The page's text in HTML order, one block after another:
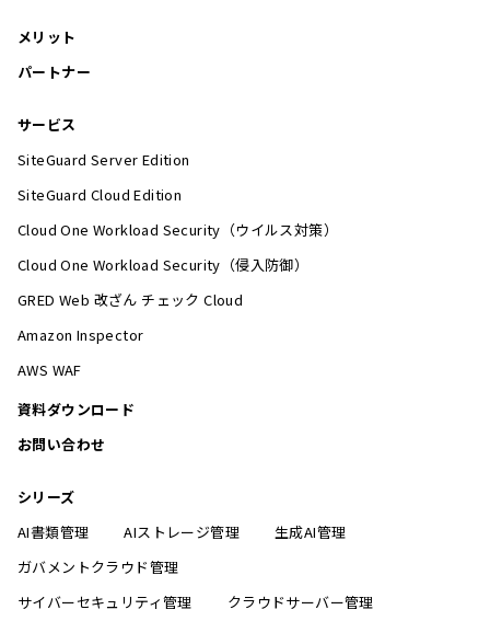
メリット
パートナー
サービス
SiteGuard Server Edition
SiteGuard Cloud Edition
Cloud One Workload Security（ウイルス対策）
Cloud One Workload Security（侵入防御）
GRED Web 改ざん チェック Cloud
Amazon Inspector
AWS WAF
資料ダウンロード
お問い合わせ
シリーズ
AI書類管理
AIストレージ管理
生成AI管理
ガバメントクラウド管理
サイバーセキュリティ管理
クラウドサーバー管理